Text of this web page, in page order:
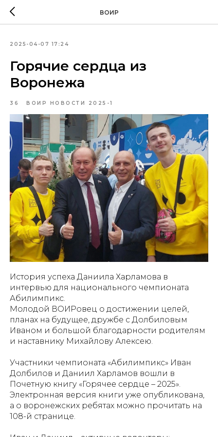
ВОИР
2025-04-07 17:24
Горячие сердца из
Воронежа
36 ВОИР НОВОСТИ 2025-1
История успеха Даниила Харламова в
интервью для национального чемпионата
Абилимпикс.
Молодой ВОИРовец о достижении целей,
планах на будущее, дружбе с Долбиловым
Иваном и большой благодарности родителям
и наставнику Михайлову Алексею.
Участники чемпионата «Абилимпикс» Иван
Долбилов и Даниил Харламов вошли в
Почетную книгу «Горячее сердце – 2025».
Электронная версия книги уже опубликована,
а о воронежских ребятах можно прочитать на
108-й странице.